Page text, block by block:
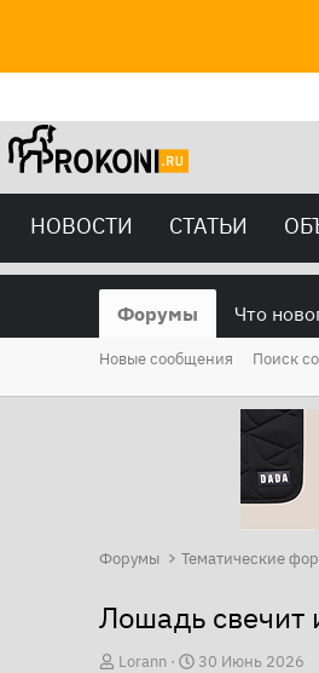
НОВОСТИ СТАТЬИ
Форумы Что
Новые сообщения Поиск
Форумы Тематические
Лошадь свечит
АLorann
Д
30 Июнь 2026